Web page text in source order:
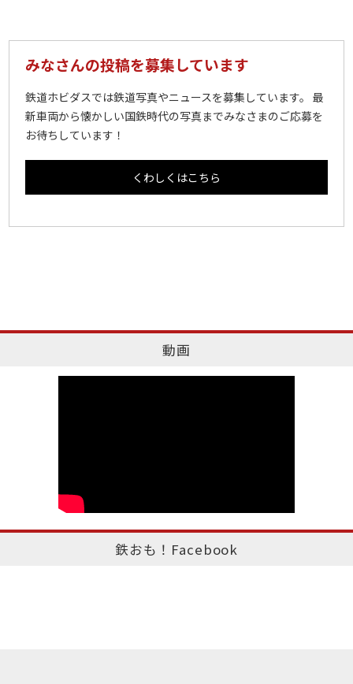
みなさんの投稿を募集しています
鉄道ホビダスでは鉄道写真やニュースを募集しています。 最
新車両から懐かしい国鉄時代の写真までみなさまのご応募を
お待ちしています！
くわしくはこちら
動画
鉄おも！Facebook